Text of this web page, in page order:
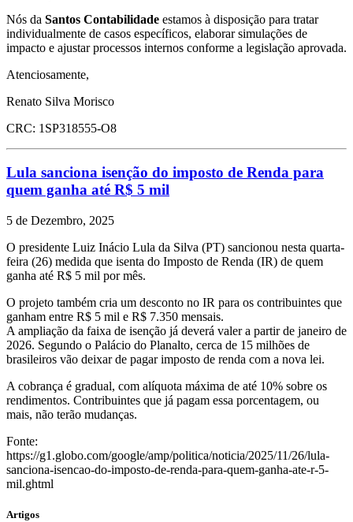
Nós da Santos Contabilidade estamos à disposição para tratar
individualmente de casos específicos, elaborar simulações de
impacto e ajustar processos internos conforme a legislação aprovada.
Atenciosamente,
Renato Silva Morisco
CRC: 1SP318555-O8
Lula sanciona isenção do imposto de Renda para
quem ganha até R$ 5 mil
5 de Dezembro, 2025
O presidente Luiz Inácio Lula da Silva (PT) sancionou nesta quarta-
feira (26) medida que isenta do Imposto de Renda (IR) de quem
ganha até R$ 5 mil por mês.
O projeto também cria um desconto no IR para os contribuintes que
ganham entre R$ 5 mil e R$ 7.350 mensais.
A ampliação da faixa de isenção já deverá valer a partir de janeiro de
2026. Segundo o Palácio do Planalto, cerca de 15 milhões de
brasileiros vão deixar de pagar imposto de renda com a nova lei.
A cobrança é gradual, com alíquota máxima de até 10% sobre os
rendimentos. Contribuintes que já pagam essa porcentagem, ou
mais, não terão mudanças.
Fonte:
https://g1.globo.com/google/amp/politica/noticia/2025/11/26/lula-
sanciona-isencao-do-imposto-de-renda-para-quem-ganha-ate-r-5-
mil.ghtml
Artigos